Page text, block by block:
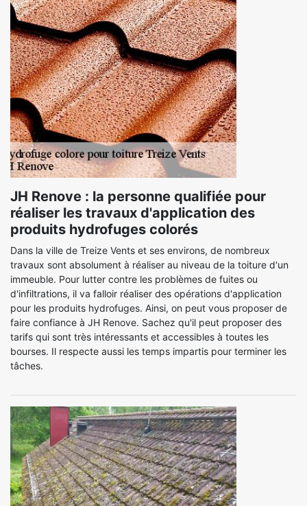
JH Renove : la personne qualifiée pour
réaliser les travaux d'application des
produits hydrofuges colorés
Dans la ville de Treize Vents et ses environs, de nombreux
travaux sont absolument à réaliser au niveau de la toiture d'un
immeuble. Pour lutter contre les problèmes de fuites ou
d'infiltrations, il va falloir réaliser des opérations d'application
pour les produits hydrofuges. Ainsi, on peut vous proposer de
faire confiance à JH Renove. Sachez qu'il peut proposer des
tarifs qui sont très intéressants et accessibles à toutes les
bourses. Il respecte aussi les temps impartis pour terminer les
tâches.